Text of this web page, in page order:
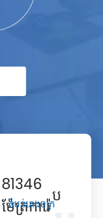
81346
ម៉ែត្រការ៉េ
ប
តំបន់រោងចក្រ